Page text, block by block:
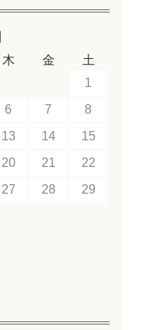
木 金
土
1
6 7
8
13 14
15
20 21
22
27 28
29